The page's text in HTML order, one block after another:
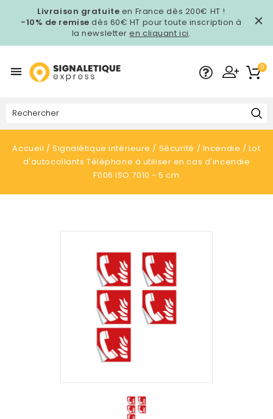
Livraison gratuite en France dès 200€ HT !
-10% de remise dès 60€ HT pour toute inscription à
la newsletteren cliquant ici.
 0
Accueil Signalétique intérieure Sécurité Incendie
Lot
d'autocollants Téléphone à utiliser en cas d'incendie
F006 ISO 7010 - 5 cm